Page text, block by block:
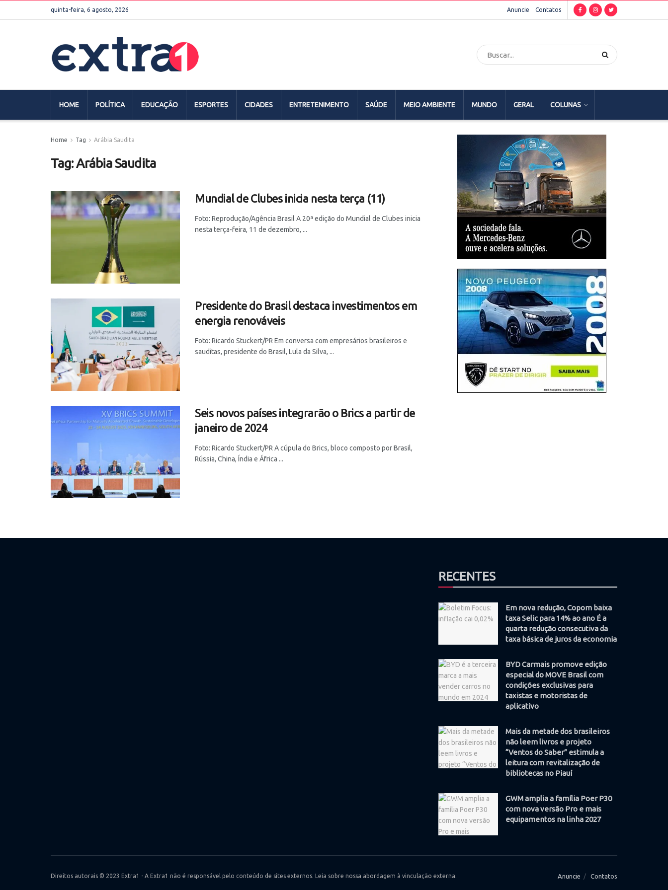
quinta-feira, 6 agosto, 2026 Anuncie Contatos
HOME POLÍTICA EDUCAÇÃO ESPORTES CIDADES ENTRETENIMENTO SAÚDE MEIO AMBIENTE MUNDO GERAL COLUNAS
Home Tag Arábia Saudita
Tag:Arábia Saudita
Mundial de Clubes inicia nesta terça (11)
Foto: Reprodução/Agência Brasil A 20ª edição do Mundial de Clubes inicia
nesta terça-feira, 11 de dezembro, ...
Presidente do Brasil destaca investimentos em
energia renováveis
Foto: Ricardo Stuckert/PR Em conversa com empresários brasileiros e
sauditas, presidente do Brasil, Lula da Silva, ...
Seis novos países integrarão o Brics a partir de
janeiro de 2024
Foto: Ricardo Stuckert/PR A cúpula do Brics, bloco composto por Brasil,
Rússia, China, Índia e África ...
RECENTES
Em nova redução, Copom baixa
taxa Selic para 14% ao ano É a
quarta redução consecutiva da
taxa básica de juros da economia
BYD Carmais promove edição
especial do MOVE Brasil com
condições exclusivas para
taxistas e motoristas de
aplicativo
Mais da metade dos brasileiros
não leem livros e projeto
“Ventos do Saber” estimula a
leitura com revitalização de
bibliotecas no Piauí
GWM amplia a família Poer P30
com nova versão Pro e mais
equipamentos na linha 2027
Anuncie Contatos
Direitos autorais © 2023 Extra1 - A Extra1 não é responsável pelo conteúdo de sites externos. Leia sobre nossa abordagem à vinculação externa.